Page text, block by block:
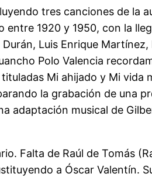
tres canciones de la
1920 y 1950, con la
Luis Enrique
Polo Valencia
Mi ahijado y Mi vida
la grabación de una
adaptación musical de
Falta de Raúl de Tomás
a Óscar Valentín.